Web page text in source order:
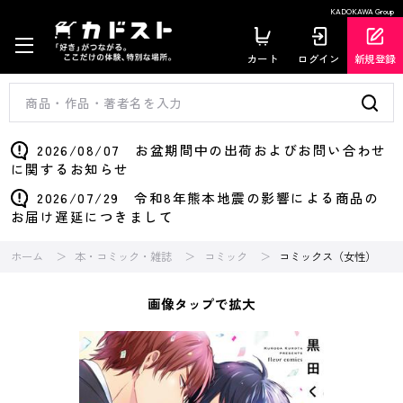
KADOKAWA Group
カート ログイン 新規登録
2026/08/07 お盆期間中の出荷およびお問い合わせ
に関するお知らせ
2026/07/29 令和8年熊本地震の影響による商品の
お届け遅延につきまして
ホーム 本・コミック・雑誌 コミック コミックス（女性）
画像タップで拡大